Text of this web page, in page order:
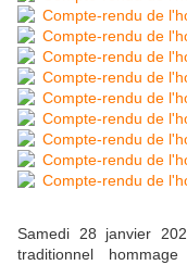
Samedi 28 janvier
traditionnel